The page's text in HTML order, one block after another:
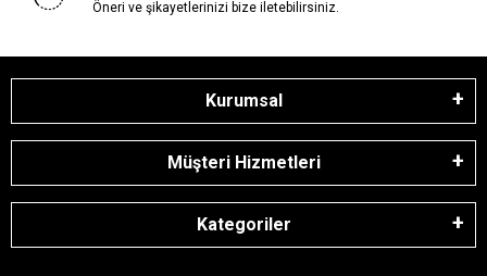
Öneri ve şikayetlerinizi bize iletebilirsiniz.
Kurumsal
Müşteri Hizmetleri
Kategoriler